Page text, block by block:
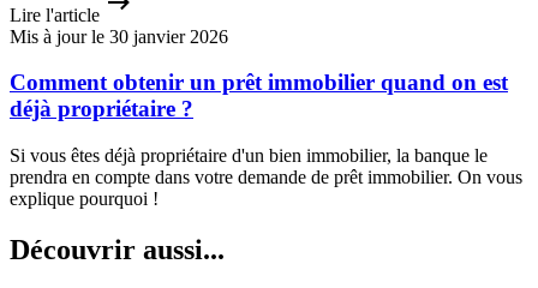
Lire l'article
Mis à jour le 30 janvier 2026
Comment obtenir un prêt immobilier quand on est
déjà propriétaire ?
Si vous êtes déjà propriétaire d'un bien immobilier, la banque le
prendra en compte dans votre demande de prêt immobilier. On vous
explique pourquoi !
Découvrir aussi...